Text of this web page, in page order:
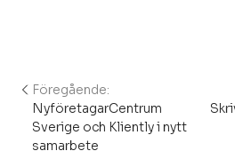
Inläggsnavigering
Föregående:
NyföretagarCentrum
Sverige och Kliently i nytt
samarbete